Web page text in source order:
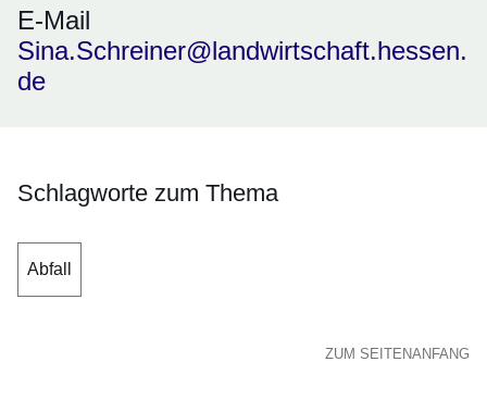
E-Mail
Sina.Schreiner@landwirtschaft.hessen.
de
Schlagworte zum Thema
Abfall
ZUM SEITENANFANG